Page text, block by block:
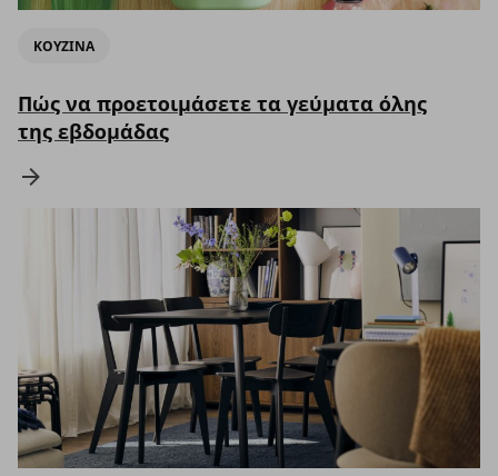
ΚΟΥΖΙΝΑ
Πώς να προετοιμάσετε τα γεύματα όλης
της εβδομάδας